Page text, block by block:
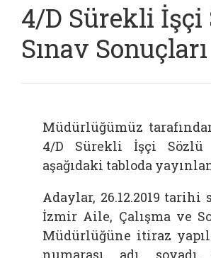
4/D Sürekli İşçi
Sınav Sonuçları
Müdürlüğümüz
4/D Sürekli İşçi Sözlü
aşağıdaki tabloda
Adaylar, 26.12.2019 tarihi
İzmir Aile, Çalışma ve
Müdürlüğüne itiraz
numarası, adı,